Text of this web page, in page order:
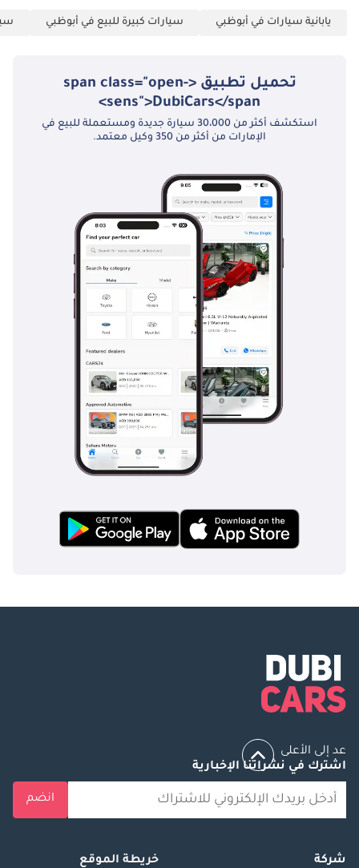
يابانية سيارات في أبوظبي سيارات كبيرة للبيع في أبوظبي
تحميل تطبيق <span class="open-
sens">DubiCars</span>
استكشف أكثر من 30،000 سيارة جديدة ومستعملة للبيع في
الإمارات من أكثر من 350 وكيل معتمد.
عد إلى الأعلى
اشترك في نشراتنا الإخبارية
انضم
شركة
خريطة الموقع